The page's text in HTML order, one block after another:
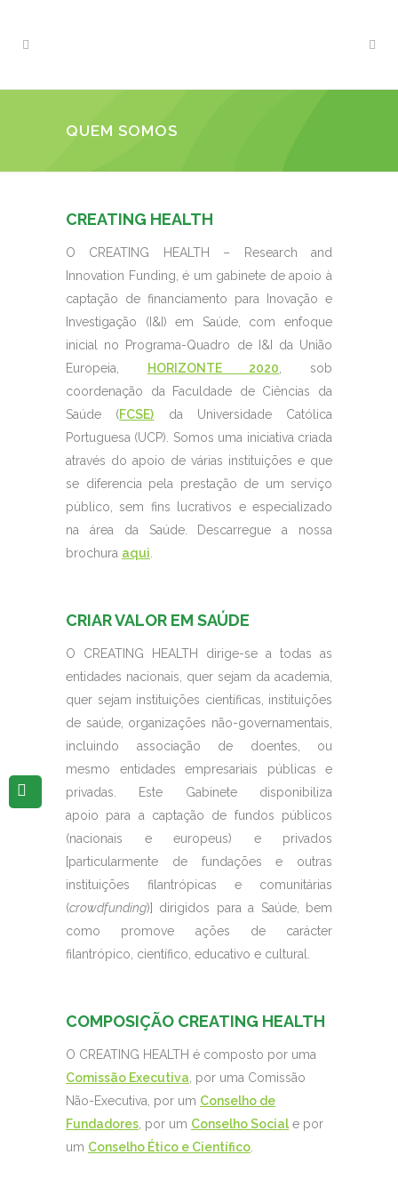
QUEM SOMOS
CREATING HEALTH
O CREATING HEALTH – Research and
Innovation Funding, é um gabinete de apoio à
captação de financiamento para Inovação e
Investigação (I&I) em Saúde, com enfoque
inicial no Programa-Quadro de I&I da União
Europeia,
HORIZONTE 2020 ,sob
coordenação da Faculdade de Ciências da
Saúde (FCSE) da Universidade Católica
Portuguesa (UCP). Somos uma iniciativa criada
através do apoio de várias instituições e que
se diferencia pela prestação de um serviço
público, sem fins lucrativos e especializado
na área da Saúde. Descarregue a nossa
brochura aqui
CRIAR VALOR EM SAÚDE
O CREATING HEALTH dirige-se a todas as
entidades nacionais, quer sejam da academia,
quer sejam instituições científicas, instituições
de saúde, organizações não-governamentais,
incluindo associação de doentes, ou
mesmo entidades empresariais públicas e
privadas. Este Gabinete disponibiliza
apoio para a captação de fundos públicos
(nacionais e europeus) e privados
[particularmente de fundações e outras
instituições filantrópicas e comunitárias
(crowdfunding)] dirigidos para a Saúde, bem
como promove ações de carácter
filantrópico, científico, educativo e cultural.
COMPOSIÇÃO CREATING HEALTH
O CREATING HEALTH é composto por uma
Comissão Executiva , por uma Comissão
Não-Executiva, por um Conselho de
Fundadores , por um Conselho Social e por
um Conselho Ético e Científico